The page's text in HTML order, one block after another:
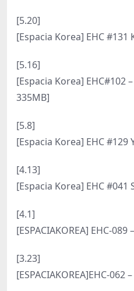
[5.20]
[Espacia Korea] EHC #131
[5.16]
[Espacia Korea] EHC#102
335MB]
[5.8]
[Espacia Korea] EHC #129
[4.13]
[Espacia Korea] EHC #041
[4.1]
[ESPACIAKOREA] EHC-
[3.23]
[ESPACIAKOREA]EHC-062